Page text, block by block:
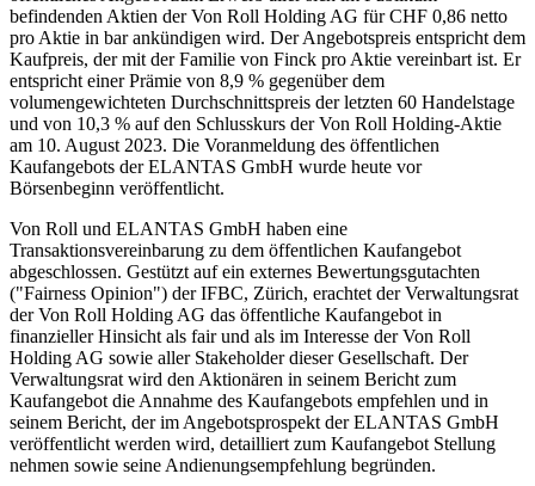
befindenden Aktien der Von Roll Holding AG für CHF 0,86 netto
pro Aktie in bar ankündigen wird. Der Angebotspreis entspricht dem
Kaufpreis, der mit der Familie von Finck pro Aktie vereinbart ist. Er
entspricht einer Prämie von 8,9 % gegenüber dem
volumengewichteten Durchschnittspreis der letzten 60 Handelstage
und von 10,3 % auf den Schlusskurs der Von Roll Holding-Aktie
am 10. August 2023. Die Voranmeldung des öffentlichen
Kaufangebots der ELANTAS GmbH wurde heute vor
Börsenbeginn veröffentlicht.
Von Roll und ELANTAS GmbH haben eine
Transaktionsvereinbarung zu dem öffentlichen Kaufangebot
abgeschlossen. Gestützt auf ein externes Bewertungsgutachten
("Fairness Opinion") der IFBC, Zürich, erachtet der Verwaltungsrat
der Von Roll Holding AG das öffentliche Kaufangebot in
finanzieller Hinsicht als fair und als im Interesse der Von Roll
Holding AG sowie aller Stakeholder dieser Gesellschaft. Der
Verwaltungsrat wird den Aktionären in seinem Bericht zum
Kaufangebot die Annahme des Kaufangebots empfehlen und in
seinem Bericht, der im Angebotsprospekt der ELANTAS GmbH
veröffentlicht werden wird, detailliert zum Kaufangebot Stellung
nehmen sowie seine Andienungsempfehlung begründen.